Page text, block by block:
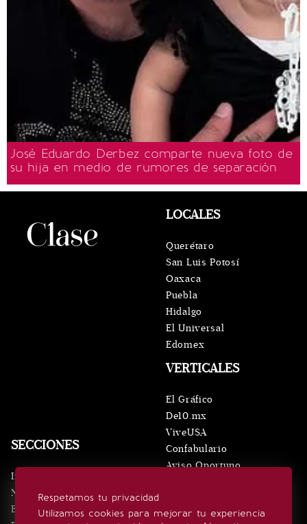
José Eduardo Derbez comparte nueva foto de
su hija en medio de rumores de separación
Respetamos tu privacidad
Utilizamos cookies para mejorar tu experiencia
SECCIONES
Inicio
Noticias
Eventos
VERTICALES
El Gráfico
De10.mx
ViveUSA
Confabulario
Aviso Oportuno
LOCALES
Querétaro
San Luis Potosí
Oaxaca
Puebla
Hidalgo
El Universal
Edomex